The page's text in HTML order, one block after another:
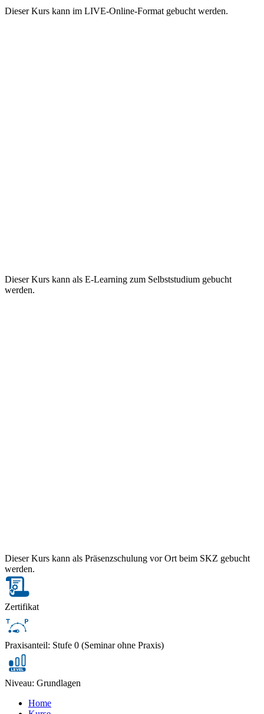
Dieser Kurs kann im LIVE-Online-Format gebucht werden.
Dieser Kurs kann als E-Learning zum Selbststudium gebucht
werden.
Dieser Kurs kann als Präsenzschulung vor Ort beim SKZ gebucht
werden.
Zertifikat
Praxisanteil: Stufe 0 (Seminar ohne Praxis)
Niveau: Grundlagen
Home